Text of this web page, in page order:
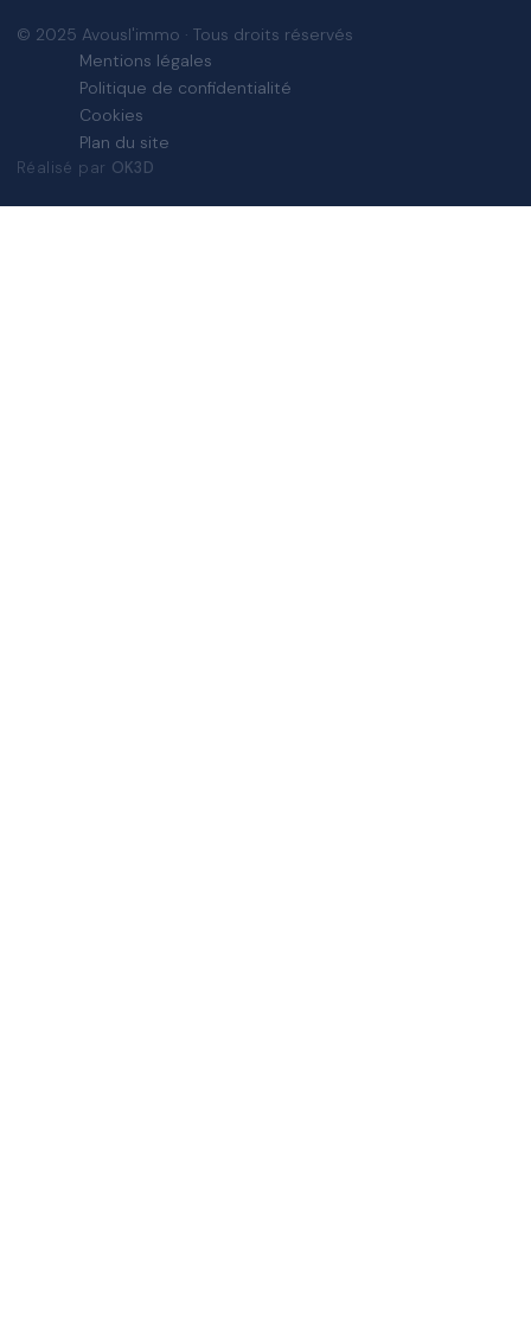
© 2025 Avousl'immo · Tous droits réservés
Mentions légales
Politique de confidentialité
Cookies
Plan du site
Réalisé par OK3D